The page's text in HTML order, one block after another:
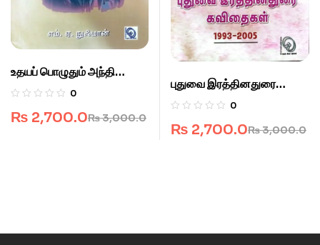
உதயப் பொழுதும் அந்தி
மாலையும்
0
₨3,000.0
₨ 2,700.0
புதுவை இரத்தினதுரை
கவிதைகள் 1993-2005
0
₨3,000.0
₨ 2,700.0